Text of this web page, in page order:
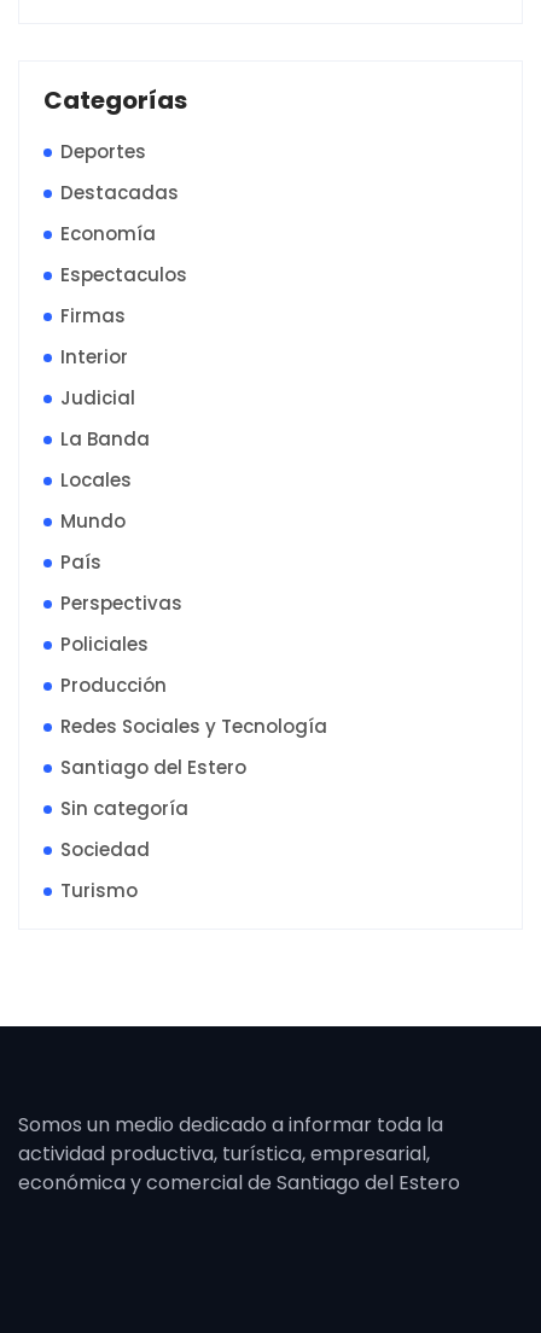
Categorías
Deportes
Destacadas
Economía
Espectaculos
Firmas
Interior
Judicial
La Banda
Locales
Mundo
País
Perspectivas
Policiales
Producción
Redes Sociales y Tecnología
Santiago del Estero
Sin categoría
Sociedad
Turismo
Somos un medio dedicado a informar toda la
actividad productiva, turística, empresarial,
económica y comercial de Santiago del Estero